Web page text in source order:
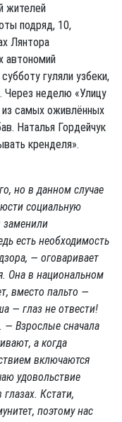
жителей
подряд, 10,
Лянтора
автономий
гуляли узбеки,
Через неделю «Улицу
самых оживлённых
Наталья Гордейчук
кренделя».
но в данном случае
социальную
есть необходимость
— оговаривает
Она в национальном
вместо пальто —
— глаз не отвести!
— Взрослые сначала
а когда
включаются
удовольствие
Кстати,
поэтому нас